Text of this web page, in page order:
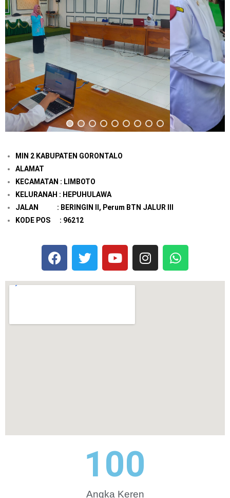
MIN 2 KABUPATEN GORONTALO
ALAMAT
KECAMATAN : LIMBOTO
KELURANAH : HEPUHULAWA
JALAN : BERINGIN II, Perum BTN JALUR III
KODE POS : 96212
Angka Keren
100